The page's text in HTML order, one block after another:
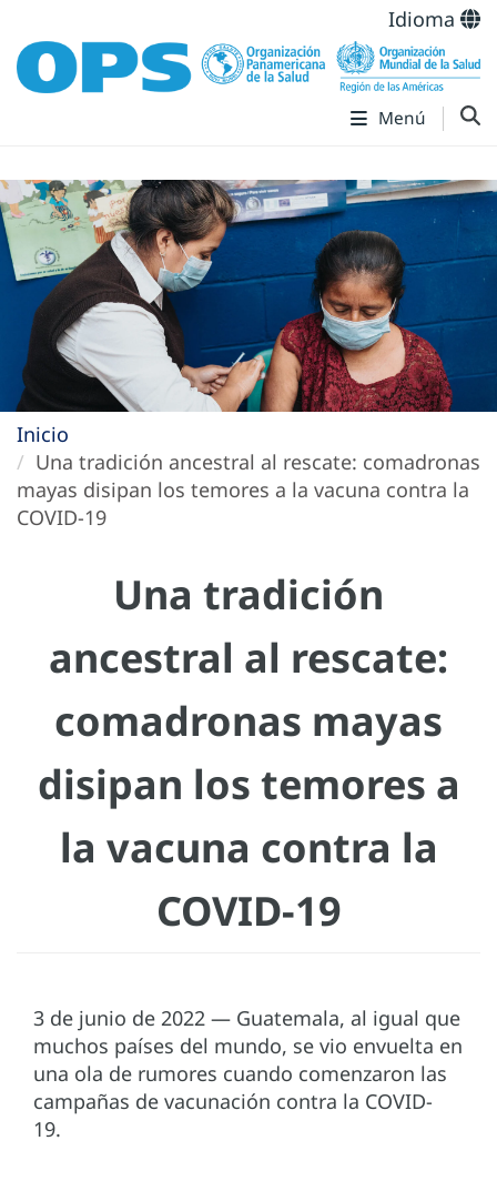
Idioma
Menú
Inicio
Una tradición ancestral al rescate: comadronas
mayas disipan los temores a la vacuna contra la
COVID-19
Una tradición
ancestral al rescate:
comadronas mayas
disipan los temores a
la vacuna contra la
COVID-19
3 de junio de 2022 — Guatemala, al igual que
muchos países del mundo, se vio envuelta en
una ola de rumores cuando comenzaron las
campañas de vacunación contra la COVID-
19.